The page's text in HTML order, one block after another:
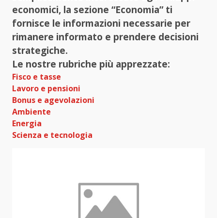
economici, la sezione “Economia” ti
fornisce le informazioni necessarie per
rimanere informato e prendere decisioni
strategiche.
Le nostre rubriche più apprezzate:
Fisco e tasse
Lavoro e pensioni
Bonus e agevolazioni
Ambiente
Energia
Scienza e tecnologia